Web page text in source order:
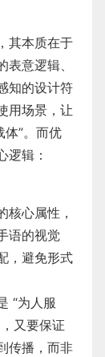
其本质在于
表意逻辑、
知的设计符
用场景，让
体”。而优
逻辑：
核心属性，
语的视觉
，避免形式
“为人服
又要保证
传播，而非